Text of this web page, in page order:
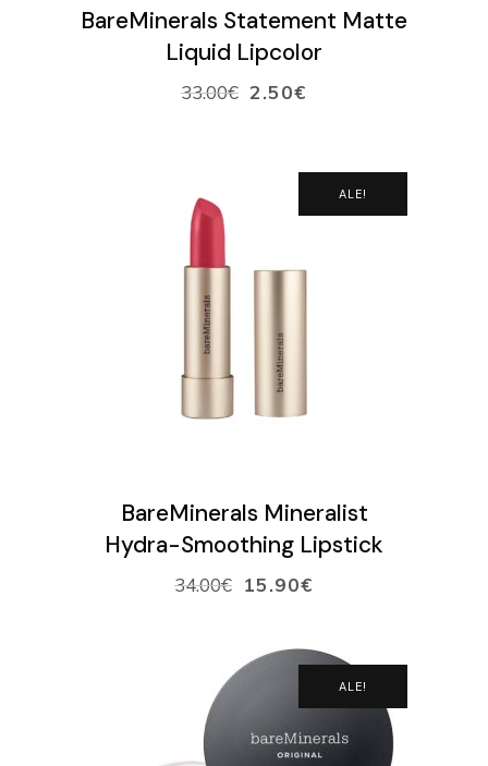
VALITSE SÄVY
BareMinerals Statement Matte
Liquid Lipcolor
33.00€ 2.50€
ALE!
VALITSE SÄVY
BareMinerals Mineralist
Hydra-Smoothing Lipstick
34.00€ 15.90€
ALE!